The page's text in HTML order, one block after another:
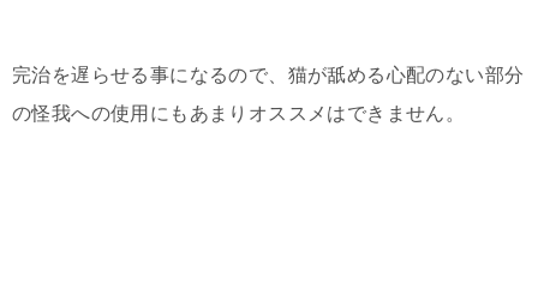
完治を遅らせる事になるので、猫が舐める心配のない部分
の怪我への使用にもあまりオススメはできません。